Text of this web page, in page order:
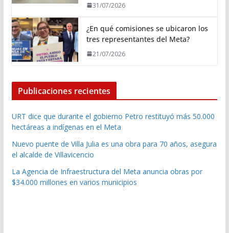
31/07/2026
¿En qué comisiones se ubicaron los
tres representantes del Meta?
21/07/2026
Publicaciones recientes
URT dice que durante el gobierno Petro restituyó más 50.000
hectáreas a indígenas en el Meta
Nuevo puente de Villa Julia es una obra para 70 años, asegura
el alcalde de Villavicencio
La Agencia de Infraestructura del Meta anuncia obras por
$34.000 millones en varios municipios